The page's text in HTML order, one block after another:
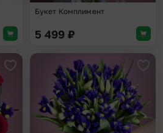
Букет Комплимент
5 499 ₽
Добавить в избранное